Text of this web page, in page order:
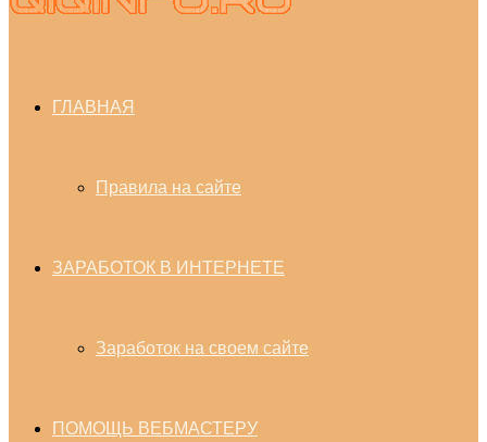
ГЛАВНАЯ
Правила на сайте
ЗАРАБОТОК В ИНТЕРНЕТЕ
Заработок на своем сайте
ПОМОЩЬ ВЕБМАСТЕРУ